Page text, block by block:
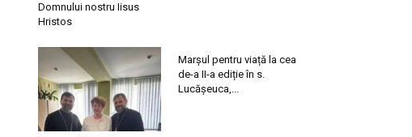
Domnului nostru Iisus
Hristos
Marșul pentru viață la cea
de-a II-a ediție în s.
Lucășeuca,...